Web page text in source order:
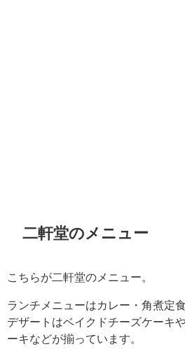
二軒堂のメニュー
こちらが二軒堂のメニュー。
ランチメニューはカレー・角煮定
デザートはベイクドチーズケーキ
ーキなどが揃っています。